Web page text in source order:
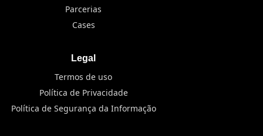
Parcerias
Cases
Legal
Termos de uso
Política de Privacidade
Política de Segurança da Informação